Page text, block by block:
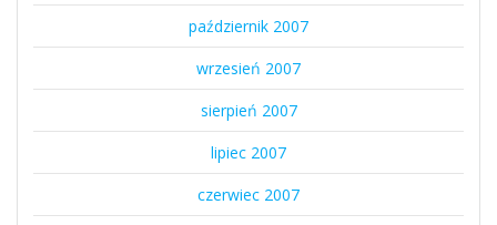
październik 2007
wrzesień 2007
sierpień 2007
lipiec 2007
czerwiec 2007